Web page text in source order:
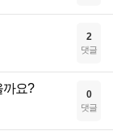
2
댓글
까요? 0
댓글